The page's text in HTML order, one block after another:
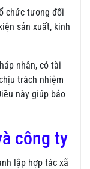
chức tương đối
sản xuất, kinh
nhân, có tài
trách nhiệm
này giúp bảo
công ty
lập hợp tác xã